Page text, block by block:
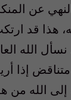
عن
هذا قد
الله
إذا أريد
الله من